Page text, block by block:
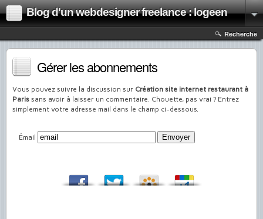
Blog d'un webdesigner freelance : logeen
Recherche
Gérer les abonnements
Vous pouvez suivre la discussion sur Création site internet restaurant à
Paris sans avoir à laisser un commentaire. Chouette, pas vrai ? Entrez
simplement votre adresse mail dans le champ ci-dessous.
Émail